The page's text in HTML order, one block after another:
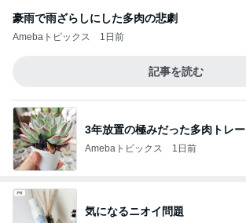
豪雨で雨ざらしにした多肉の悲劇
Amebaトピックス 1日前
記事を読む
3年放置の極みだった多肉トレー
Amebaトピックス 1日前
気になるニオイ問題